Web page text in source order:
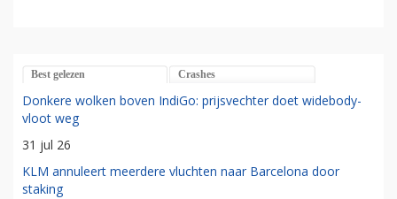
Best gelezen Crashes
Donkere wolken boven IndiGo: prijsvechter doet widebody-
vloot weg
31 jul 26
KLM annuleert meerdere vluchten naar Barcelona door
staking